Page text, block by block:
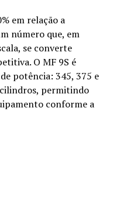
em relação a
número que, em
se converte
O MF 9S é
potência: 345, 375 e
permitindo
conforme a